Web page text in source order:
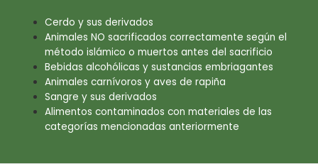
Cerdo y sus derivados
Animales NO sacrificados correctamente según el
método islámico o muertos antes del sacrificio
Bebidas alcohólicas y sustancias embriagantes
Animales carnívoros y aves de rapiña
Sangre y sus derivados
Alimentos contaminados con materiales de las
categorías mencionadas anteriormente